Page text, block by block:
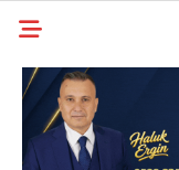
GALERİ